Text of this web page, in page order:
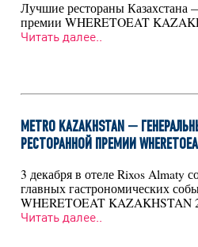
Лучшие рестораны Казахстана
премии WHERETOEAT
Читать далее..
METRO KAZAKHSTAN —
РЕСТОРАННОЙ ПРЕМИИ
3 декабря в отеле Rixos Almaty
главных гастрономических
WHERETOEAT KAZAKHSTAN
Читать далее..